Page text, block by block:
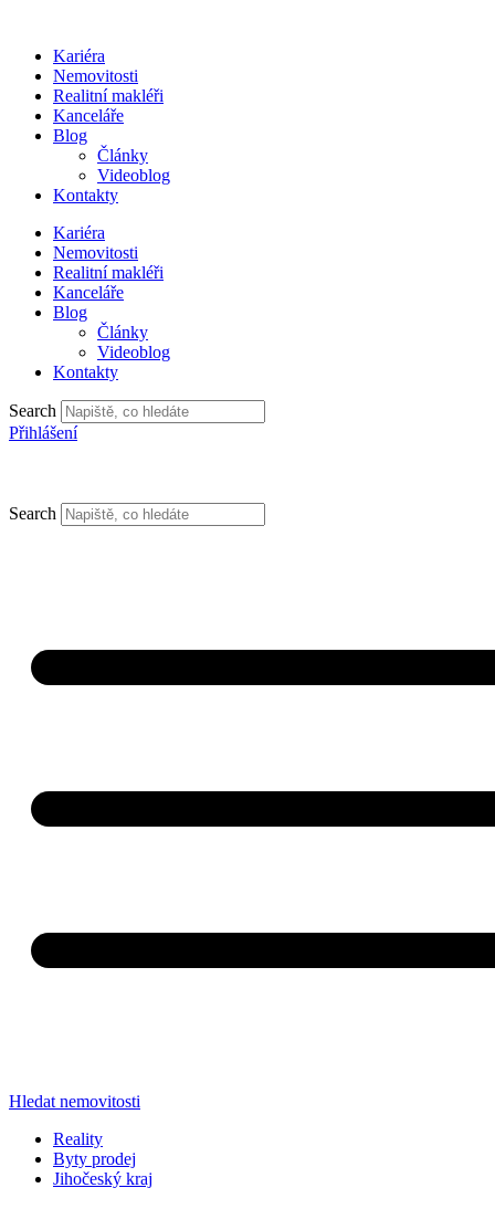
obsahuKariéra
Nemovitosti
Realitní makléři
Kanceláře
Blog
Články
Videoblog
Kontakty
Kariéra
Nemovitosti
Realitní makléři
Kanceláře
Blog
Články
Videoblog
Kontakty
Search
Přihlášení
Search
Hledat nemovitosti
Reality
Byty prodej
Jihočeský kraj